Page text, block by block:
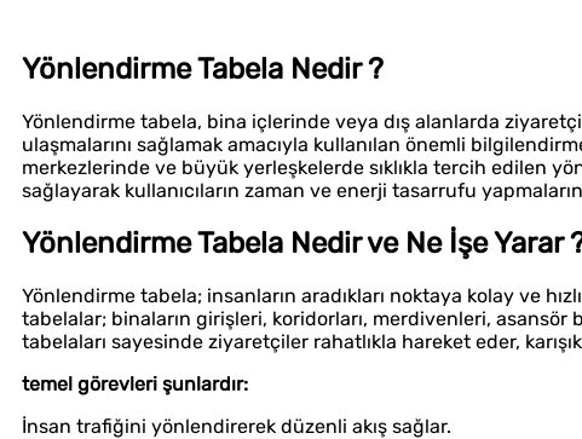
Yönlendirme Tabela Nedir ?
Yönlendirme tabela, bina içlerinde veya dış alanlarda
ulaşmalarını sağlamak amacıyla kullanılan önemli
merkezlerinde ve büyük yerleşkelerde sıklıkla tercih edilen
sağlayarak kullanıcıların zaman ve enerji tasarrufu
Yönlendirme Tabela Nedir ve Ne İşe Yarar
Yönlendirme tabela; insanların aradıkları noktaya kolay ve
tabelalar; binaların girişleri, koridorları, merdivenleri,
tabelaları sayesinde ziyaretçiler rahatlıkla hareket eder,
temel görevleri şunlardır:
İnsan trafiğini yönlendirerek düzenli akış sağlar.